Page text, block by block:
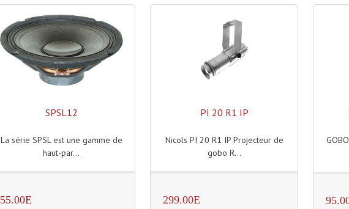
SPSL12
La série SPSL est une gamme de
haut-par...
55.00E
PI 20 R1 IP
Nicols PI 20 R1 IP Projecteur de
gobo R...
299.00E